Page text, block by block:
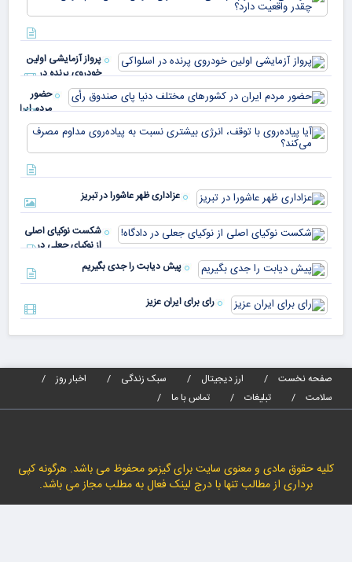
پرواز آزمایشی اولین
خودروی پرنده در
اسلواکی
حضور
مردم ایران
در
کشورهای
مختلف
دنیا پای
صندوق
عزاداری ظهر عاشورا در تبریز
شکست نوکیای اصلی
از نوکیای جعلی در
دادگاه!
پیش دیابت را جدی بگیریم
رای برای ایران عزیز
صفحه نخست ارز دیجیتال سبک زندگی
اخبار روز
سلامت
تبلیغات تماس با ما
کلیه حقوق مادی و معنوی سایت برای گیزمو محفوظ می باشد. هرگونه کپی
برداری از مطالب تنها با درج لینک فعال به مطلب مجاز می باشد.